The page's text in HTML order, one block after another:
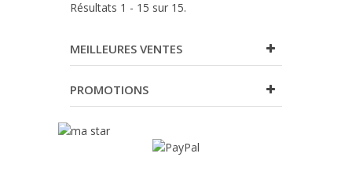
Résultats 1 - 15 sur 15.
MEILLEURES VENTES
PROMOTIONS